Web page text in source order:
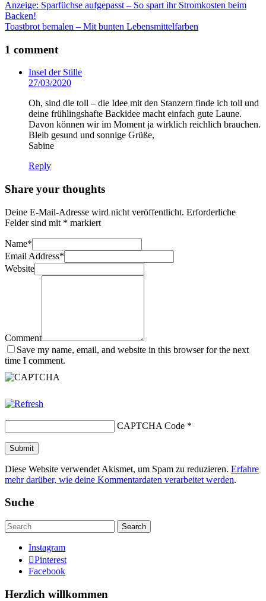
Beitragsnavigation
Anzeige: Sparfüchse aufgepasst – So spart ihr Stromkosten beim
Backen!
Toastbrot bemalen – Mit bunten Lebensmittelfarben
1 comment
Insel der Stille
27/03/2020
Oh, sind die toll – die Idee mit den Stanzern finde ich toll und
deine frühlingshafte Backidee macht einfach gute Laune.
Davon können wir im Moment ja wirklich reichlich brauchen.
Bleib gesund und sonnige Grüße,
Sabine
Reply
Share your thoughts
Deine E-Mail-Adresse wird nicht veröffentlicht. Erforderliche
Felder sind mit * markiert
Name*
Email Address*
Website
Comment
Save my name, email, and website in this browser for the next
time I comment.
CAPTCHA Code *
Diese Website verwendet Akismet, um Spam zu reduzieren. Erfahre
mehr darüber, wie deine Kommentardaten verarbeitet werden.
Suche
Search
Instagram
Pinterest
Facebook
Herzlich willkommen